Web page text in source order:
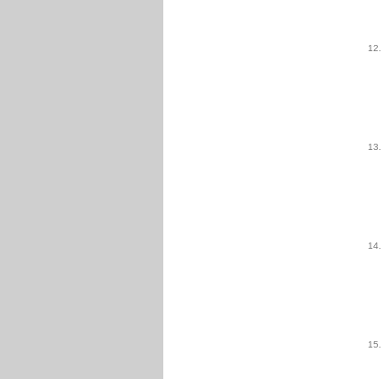
12.
13.
14.
15.